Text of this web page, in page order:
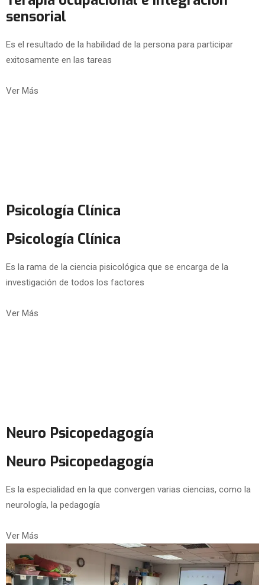
sensorial
Es el resultado de la habilidad de la persona para participar
exitosamente en las tareas
Ver Más
Psicología Clínica
Psicología Clínica
Es la rama de la ciencia pisicológica que se encarga de la
investigación de todos los factores
Ver Más
Neuro Psicopedagogía
Neuro Psicopedagogía
Es la especialidad en la que convergen varias ciencias, como la
neurología, la pedagogía
Ver Más